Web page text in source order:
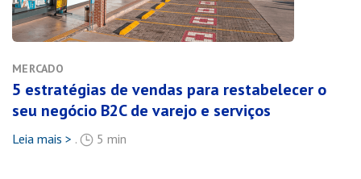
MERCADO
5 estratégias de vendas para restabelecer o
seu negócio B2C de varejo e serviços
Leia mais > . 5 min